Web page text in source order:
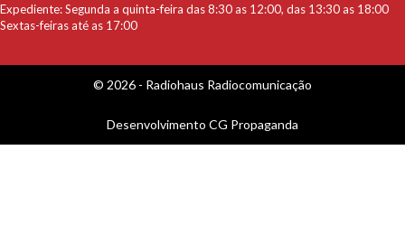
Expediente: Segunda a quinta-feira das 8:30 as 12:00, das 13:30 as 18:00
Sextas-feiras até as 17:00
© 2026 - Radiohaus Radiocomunicação
Desenvolvimento CG Propaganda